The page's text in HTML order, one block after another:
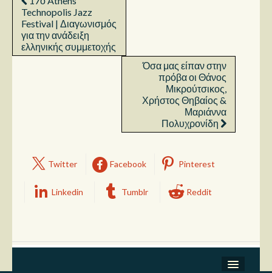
Technopolis Jazz
Festival | Διαγωνισμός
για την ανάδειξη
ελληνικής συμμετοχής
Όσα μας είπαν στην
πρόβα οι Θάνος
Μικρούτσικος,
Χρήστος Θηβαίος &
Μαριάννα
Πολυχρονίδη
Twitter Facebook Pinterest
Linkedin Tumblr Reddit